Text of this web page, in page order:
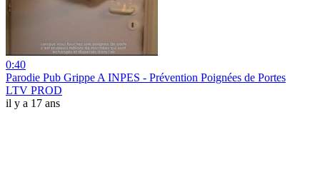
0:40
Parodie Pub Grippe A INPES - Prévention Poignées de Portes
LTV PROD
il y a 17 ans